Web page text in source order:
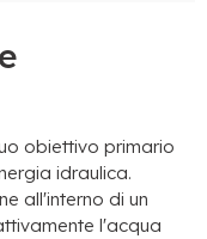
obiettivo primario
idraulica.
all'interno di un
l'acqua